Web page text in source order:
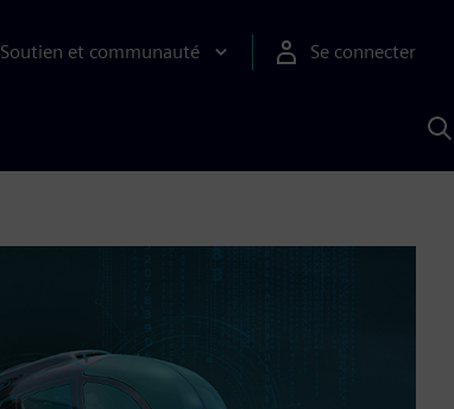
Soutien et communauté Se connecter